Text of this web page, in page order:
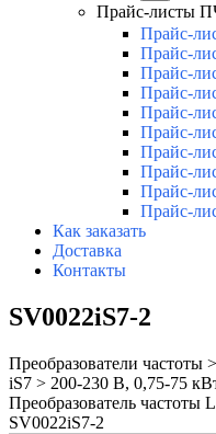
Прайс-листы
Прайс-
Прайс-
Прайс-
Прайс-
Прайс-
Прайс-
Прайс-
Прайс-
Прайс-
Прайс-
Как заказать
Доставка
Контакты
SV0022iS7-2
Преобразователи
iS7 > 200-230 В, 0,75-75
Преобразователь частоты
SV0022iS7-2